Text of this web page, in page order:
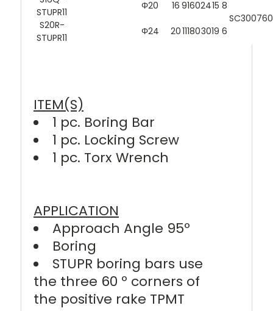
STUPR11
Φ20 16 91602415 8
SC300760
S20R-
STUPR11
Φ24 20111803019 6
ITEM(S)
1 pc. Boring Bar
1 pc. Locking Screw
1 pc. Torx Wrench
APPLICATION
Approach Angle 95º
Boring
STUPR boring bars use
the three 60 º corners of
the positive rake TPMT